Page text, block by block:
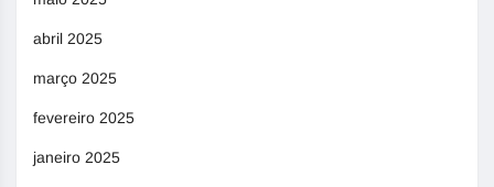
abril 2025
março 2025
fevereiro 2025
janeiro 2025